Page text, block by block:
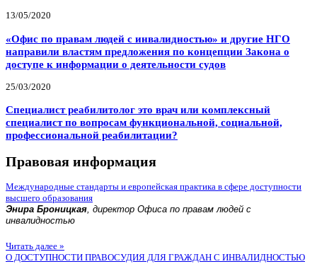
13/05/2020
«Офис по правам людей с инвалидностью» и другие НГО
направили властям предложения по концепции Закона о
доступе к информации о деятельности судов
25/03/2020
Специалист реабилитолог это врач или комплексный
специалист по вопросам функциональной, социальной,
профессиональной реабилитации?
Правовая информация
Международные стандарты и европейская практика в сфере доступности
высшего образования
Энира Броницкая, директор Офиса по правам людей с
инвалидностью
Читать далее »
О ДОСТУПНОСТИ ПРАВОСУДИЯ ДЛЯ ГРАЖДАН С ИНВАЛИДНОСТЬЮ